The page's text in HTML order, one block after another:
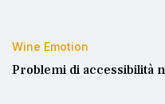
Wine Emotion
Problemi di accessibilità